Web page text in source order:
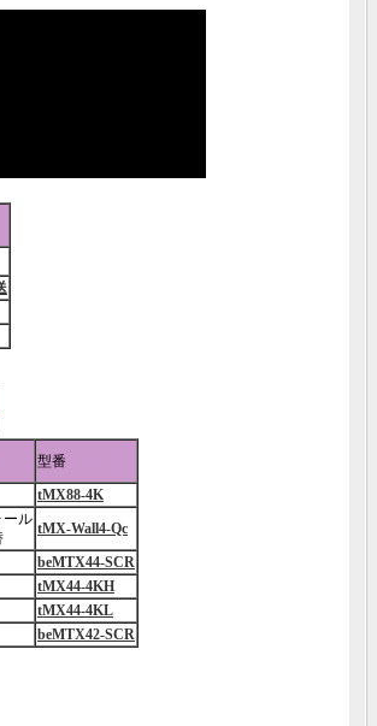
型番
tMX88-4K
ール
tMX-Wall4-Qc
beMTX44-SCR
tMX44-4KH
tMX44-4KL
beMTX42-SCR